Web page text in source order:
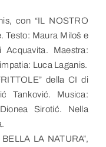
con “IL NOSTRO
Testo: Maura Miloš e
Maestra:
Luca Laganis.
della CI di
Tanković. Musica:
Sirotić. Nella
LA NATURA”,